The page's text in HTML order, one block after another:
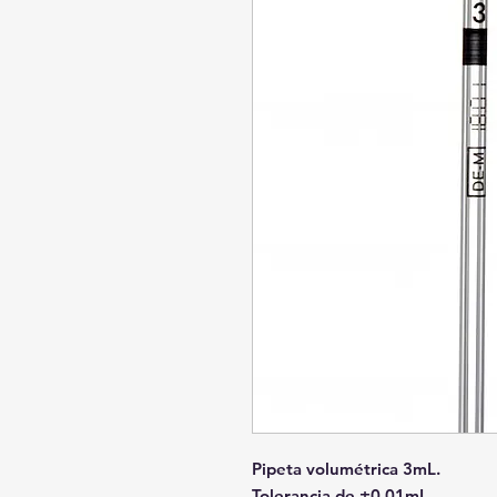
Pipeta volumétrica 3mL.